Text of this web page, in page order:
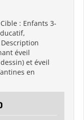
: Enfants 3-
éveil
et éveil
en